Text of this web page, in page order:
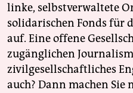
linke, selbstverwaltete
solidarischen Fonds für
auf. Eine offene
zugänglichen
zivilgesellschaftliches
auch? Dann machen